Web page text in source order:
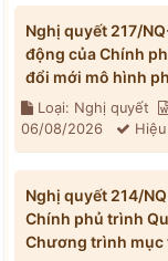
Nghị quyết 217/
động của Chính
đổi mới mô hình
Loại: Nghị quyết
06/08/2026
Nghị quyết 214/
Chính phủ trình
Chương trình mục